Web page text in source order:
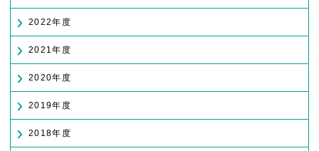
2022年度
2021年度
2020年度
2019年度
2018年度